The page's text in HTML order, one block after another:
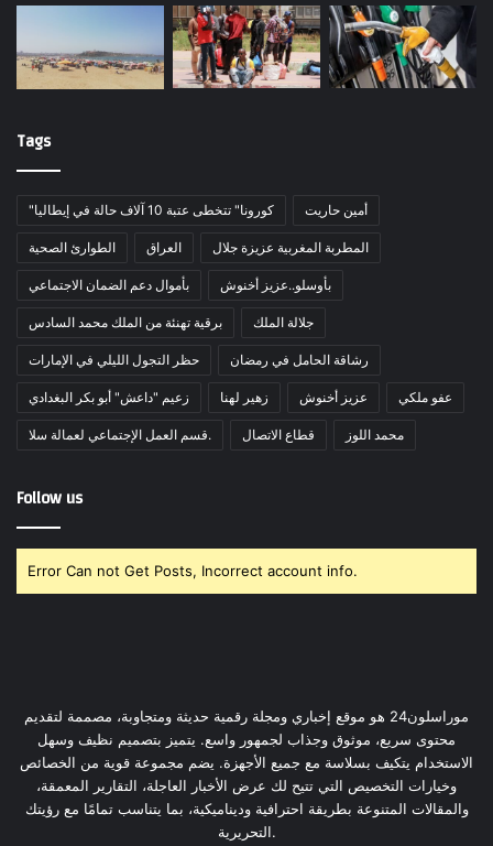
Tags
"كورونا" تتخطى عتبة 10 آلاف حالة في إيطاليا أمين حاريت
الطوارئ الصحية العراق المطربة المغربية عزيزة جلال
بأموال دعم الضمان الاجتماعي بأوسلو..عزيز أخنوش
برقية تهنئة من الملك محمد السادس جلالة الملك
حظر التجول الليلي في الإمارات رشاقة الحامل في رمضان
زعيم "داعش" أبو بكر البغدادي زهير لهنا عزيز أخنوش عفو ملكي
قسم العمل الإجتماعي لعمالة سلا. قطاع الاتصال محمد اللوز
Follow us
Error Can not Get Posts, Incorrect account info.
موراسلون24 هو موقع إخباري ومجلة رقمية حديثة ومتجاوبة، مصممة لتقديم
محتوى سريع، موثوق وجذاب لجمهور واسع. يتميز بتصميم نظيف وسهل
الاستخدام يتكيف بسلاسة مع جميع الأجهزة. يضم مجموعة قوية من الخصائص
وخيارات التخصيص التي تتيح لك عرض الأخبار العاجلة، التقارير المعمقة،
والمقالات المتنوعة بطريقة احترافية وديناميكية، بما يتناسب تمامًا مع رؤيتك
التحريرية.